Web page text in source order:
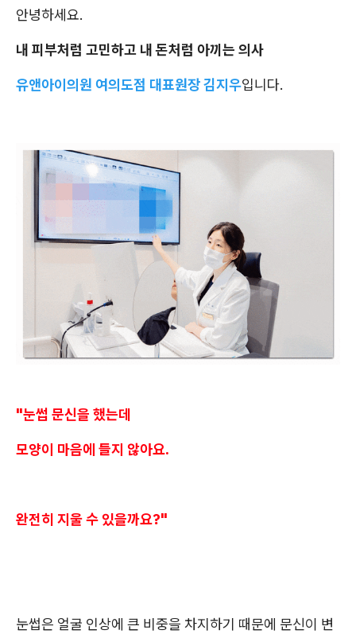
안녕하세요.
내 피부처럼 고민하고 내 돈처럼 아끼는 의사
유앤아이의원 여의도점 대표원장 김지우입니다.
"눈썹 문신을 했는데
모양이 마음에 들지 않아요.
완전히 지울 수 있을까요?"
눈썹은 얼굴 인상에 큰 비중을 차지하기 때문에 문신이 변